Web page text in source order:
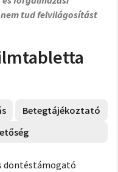
tud felvilágosítást
Betegtájékoztató
döntéstámogató